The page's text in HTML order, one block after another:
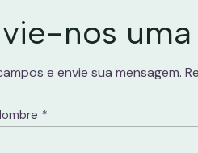
nos
e envie sua mensagem.
*